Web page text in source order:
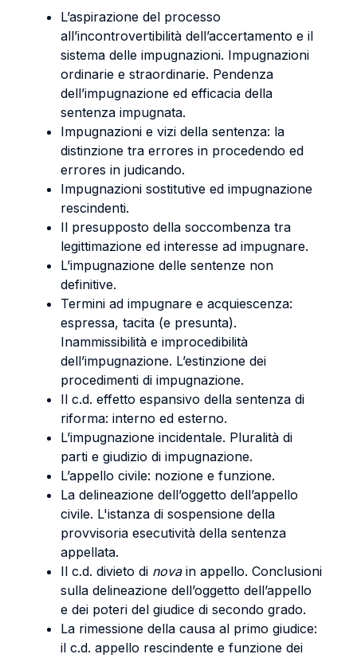
L’aspirazione del processo
all’incontrovertibilità dell’accertamento e il
sistema delle impugnazioni. Impugnazioni
ordinarie e straordinarie. Pendenza
dell’impugnazione ed efficacia della
sentenza impugnata.
Impugnazioni e vizi della sentenza: la
distinzione tra errores in procedendo ed
errores in judicando.
Impugnazioni sostitutive ed impugnazione
rescindenti.
Il presupposto della soccombenza tra
legittimazione ed interesse ad impugnare.
L’impugnazione delle sentenze non
definitive.
Termini ad impugnare e acquiescenza:
espressa, tacita (e presunta).
Inammissibilità e improcedibilità
dell’impugnazione. L’estinzione dei
procedimenti di impugnazione.
Il c.d. effetto espansivo della sentenza di
riforma: interno ed esterno.
L’impugnazione incidentale. Pluralità di
parti e giudizio di impugnazione.
L’appello civile: nozione e funzione.
La delineazione dell’oggetto dell’appello
civile. L'istanza di sospensione della
provvisoria esecutività della sentenza
appellata.
Il c.d. divieto di novain appello. Conclusioni
sulla delineazione dell’oggetto dell’appello
e dei poteri del giudice di secondo grado.
La rimessione della causa al primo giudice:
il c.d. appello rescindente e funzione dei